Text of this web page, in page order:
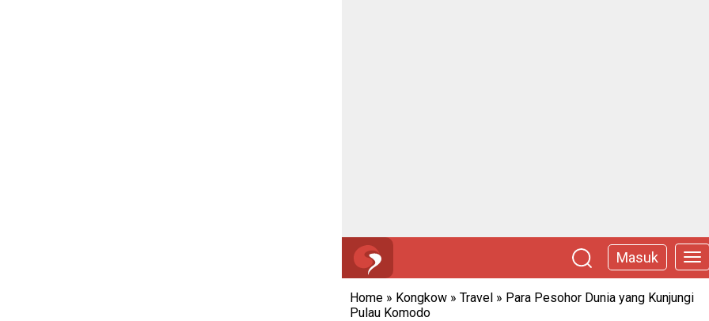
Masuk
Home » Kongkow » Travel » Para Pesohor Dunia yang Kunjungi
Pulau Komodo